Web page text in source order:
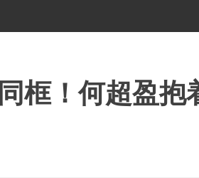
框！何超盈抱